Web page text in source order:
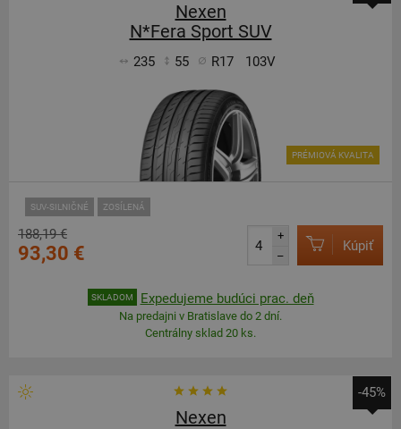
Nexen
N*Fera Sport SUV
235 55 R17 103V
SUV-SILNIČNÉ ZOSÍLENÁ
PRÉMIOVÁ KVALITA
188,19 €
93,30 €
+
–
Kúpiť
SKLADOM Expedujeme budúci prac. deň
Na predajni v Bratislave do 2 dní.
Centrálny sklad 20 ks.
-45%
Nexen